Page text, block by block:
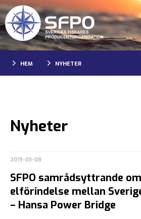
HEM NYHETER
Nyheter
2019-03-08
SFPO samrådsyttrande
elförindelse mellan
– Hansa Power Bridge